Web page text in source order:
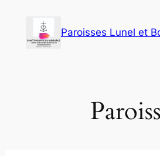
contenu
Paroisses Lunel et